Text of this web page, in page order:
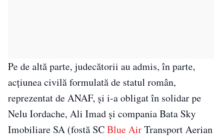
Pe de altă parte, judecătorii au admis, în parte,
acţiunea civilă formulată de statul român,
reprezentat de ANAF, şi i-a obligat în solidar pe
Nelu Iordache, Ali Imad şi compania Bata Sky
Imobiliare SA (fostă SCBlue AirTransport Aerian